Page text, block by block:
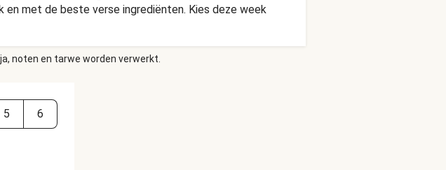
met de beste verse ingrediënten. Kies deze week
noten en tarwe worden verwerkt.
5 6